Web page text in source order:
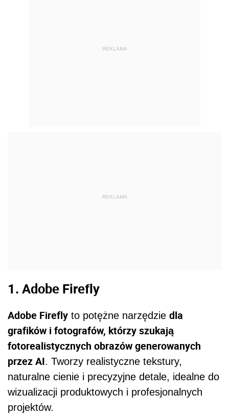
REKLAMA
REKLAMA
1. Adobe Firefly
Adobe Firefly to potężne narzędzie dla
grafików i fotografów, którzy szukają
fotorealistycznych obrazów generowanych
przez AI. Tworzy realistyczne tekstury,
naturalne cienie i precyzyjne detale, idealne do
wizualizacji produktowych i profesjonalnych
projektów.